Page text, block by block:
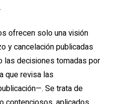
ofrecen solo una visión
y cancelación publicadas
las decisiones tomadas por
que revisa las
Se trata de